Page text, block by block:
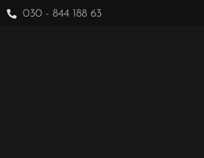
030 - 844 188 63